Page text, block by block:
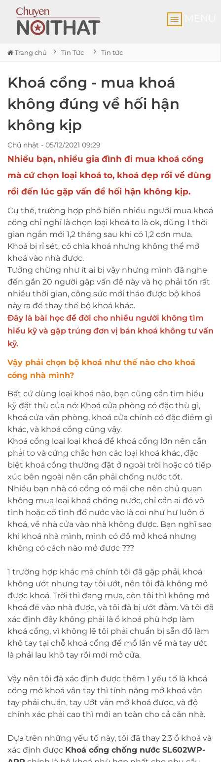
Trang chủ Tin Tức Tin tức
Khoá cổng - mua khoá
không đúng về hối hận
không kịp
Chủ nhật - 05/12/2021 09:29
Nhiều bạn, nhiều gia đình đi mua khoá cổng
mà cứ chọn loại khoá to, khoá đẹp rồi về dùng
rồi đến lúc gặp vấn đề hối hận không kịp.
Cụ thể, trường hợp phổ biến nhiều người mua khoá
cổng chỉ nghĩ là chọn loại khoá to là ok, dùng 1 thời
gian ngắn mới 1,2 tháng sau khi có 1,2 cơn mưa.
Khoá bị rỉ sét, có chìa khoá nhưng không thể mở
khoá vào nhà được.
Tưởng chừng như ít ai bị vậy nhưng mình đã nghe
đến gần 20 người gặp vấn đề này và họ phải tốn rất
nhiều thời gian, công sức mới tháo được bộ khoá
này ra để thay thế bộ khoá khác.
Đây là bài học để đời cho nhiều người không tìm
hiểu kỹ và gặp trúng đơn vị bán khoá không tư vấn
kỹ.
Vậy phải chọn bộ khoá như thế nào cho khoá
cổng nhà mình?
Bất cứ dùng loại khoá nào, bạn cũng cần tìm hiểu
kỹ đặt thù của nó: Khoá cửa phòng có đặc thù gì,
khoá cửa văn phòng, khoá cửa chính có đặc điểm gì
khác, và khoá cổng cũng vậy.
Khoá cổng loại loại khoá để khoá cổng lớn nên cần
phải to và cứng chắc hơn các loại khoá khác, đặc
biệt khoá cổng thường đặt ở ngoài trời hoặc có tiếp
xúc bên ngoài nên cần phải chống nước tốt.
Nhiều bạn nhà có cổng có mái che nên chủ quan
không mua loại khoá chống nước, chỉ cần ai đó vô
tình hoặc cố tình đổ nước vào là coi như hư luôn ổ
khoá, về nhà cửa vào nhà không được. Bạn nghĩ sao
khi khoá nhà mình, mình có đồ mở khoá nhưng
không có cách nào mở được ???
1 trường hợp khác mà chính tôi đã gặp phải, khoá
không ướt nhưng tay tôi ướt, nên tôi đã không mở
được khoá. Trời thì đang mưa, còn tôi thì không mở
khoá để vào nhà được, và tôi đã bị ướt đẫm. Và tôi đã
xác định đây không phải là ổ khoá phù hợp làm
khoá cổng, vì không lẽ tôi phải chuẩn bị sẵn đồ làm
khô tay tại chỗ khoá cổng để mổ lần về mà tay ướt
là phải lau khô tay rồi mới mở cửa.
Vậy nên tôi đã xác định được thêm 1 yếu tố là khoá
cổng mở khoá vân tay thì tính năng mở khoá vân
tay phải chuẩn, tay ướt vẫn mở khoá được, và độ
chính xác phải cao thì mới an toàn cho cả căn nhà.
Dựa trên những yếu tố này, tôi đã thay 2,3 ổ khoá và
xác định được Khoá cổng chống nước SL602WP-